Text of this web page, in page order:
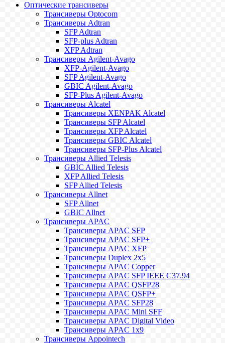
Оптические трансиверы
Трансиверы Optocom
Трансиверы Adtran
SFP Adtran
SFP-plus Adtran
XFP Adtran
Трансиверы Agilent-Avago
XFP-Agilent-Avago
SFP Agilent-Avago
GBIC Agilent-Avago
SFP-Plus Agilent-Avago
Трансиверы Alcatel
Трансиверы XENPAK Alcatel
Трансиверы SFP Alcatel
Трансиверы XFP Alcatel
Трансиверы GBIC Alcatel
Трансиверы SFP-Plus Alcatel
Трансиверы Allied Telesis
GBIC Allied Telesis
XFP Allied Telesis
SFP Allied Telesis
Трансиверы Allnet
SFP Allnet
GBIC Allnet
Трансиверы APAC
Трансиверы APAC SFP
Трансиверы APAC SFP+
Трансиверы APAC XFP
Трансиверы Duplex 2x5
Трансиверы APAC Copper
Трансиверы APAC SFP IEEE C37.94
Трансиверы APAC QSFP28
Трансиверы APAC QSFP+
Трансиверы APAC SFP28
Трансиверы APAC Mini SFF
Трансиверы APAC Digital Video
Трансиверы APAC 1x9
Трансиверы Appointech